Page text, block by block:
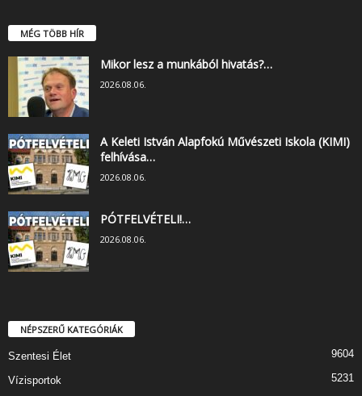
MÉG TÖBB HÍR
Mikor lesz a munkából hivatás?…
2026.08.06.
A Keleti István Alapfokú Művészeti Iskola (KIMI)
felhívása…
2026.08.06.
PÓTFELVÉTELI!…
2026.08.06.
NÉPSZERŰ KATEGÓRIÁK
Szentesi Élet 9604
Vízisportok 5231